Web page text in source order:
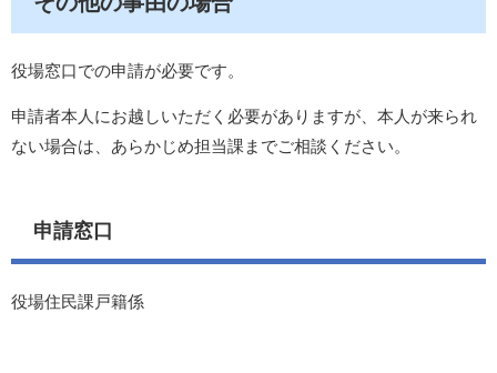
役場窓口での申請が必要です。
申請者本人にお越しいただく必要がありますが、本人が来られ
ない場合は、あらかじめ担当課までご相談ください。
申請窓口
役場住民課戸籍係